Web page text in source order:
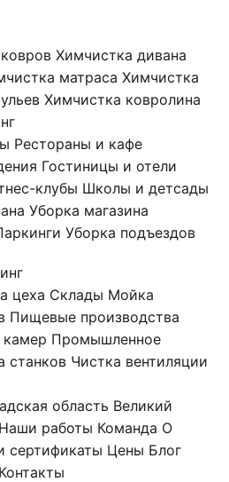
Химчистка дивана
матраса Химчистка
Химчистка ковролина
Рестораны и кафе
Гостиницы и отели
клубы Школы и детсады
Уборка магазина
Уборка подъездов
цеха Склады Мойка
Пищевые производства
Промышленное
станков Чистка вентиляции
область Великий
Наши работы Команда О
сертификаты Цены Блог
Контакты